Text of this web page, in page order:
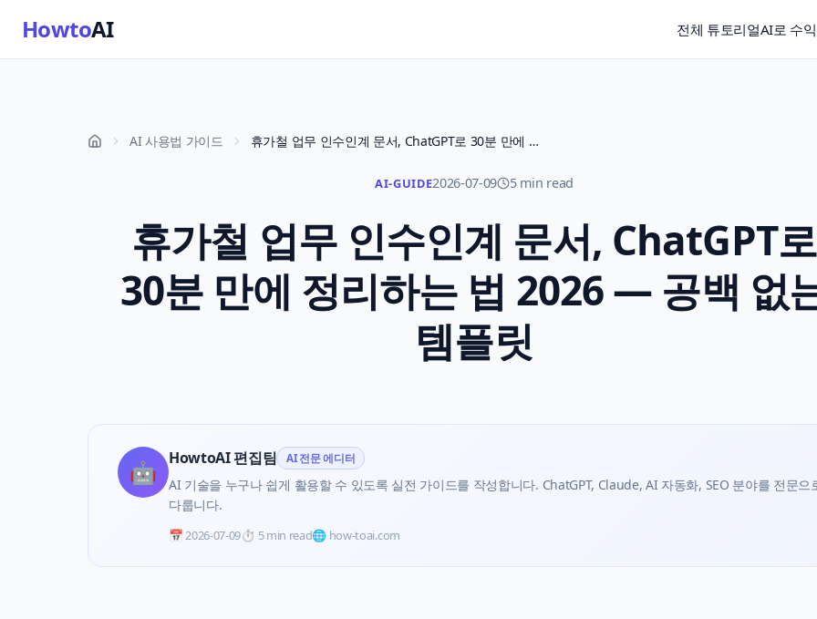
HowtoAI 전체 튜토리얼AI로 수
AI 사용법 가이드 휴가철 업무 인수인계 문서, ChatGPT로 30분 만에 정리하는 법 2026 — 공백 없는 템플릿
AI-GUIDE2026-07-09 5 min read
휴가철 업무 인수인계 문서, ChatGPT로
30분 만에 정리하는 법 2026 — 공백 없
템플릿
🤖 HowtoAI 편집팀 AI 전문 에디터
AI 기술을 누구나 쉽게 활용할 수 있도록 실전 가이드를 작성합니다. ChatGPT, Claude, AI 자동화, SEO 분야를 전문으
다룹니다.
📅2026-07-09⏱️ 5 min read🌐 how-toai.com